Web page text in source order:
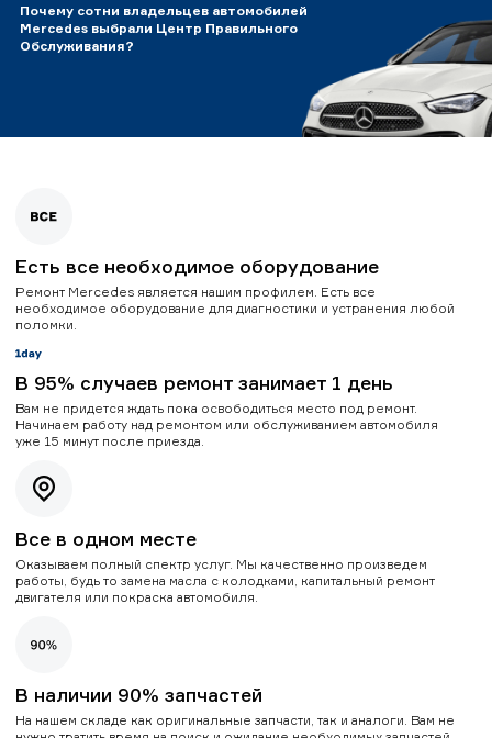
Почему сотни владельцев автомобилей
Mercedes выбрали Центр Правильного
Обслуживания?
Есть все необходимое оборудование
Ремонт Mercedes является нашим профилем. Есть все
необходимое оборудование для диагностики и устранения любой
поломки.
В 95% случаев ремонт занимает 1 день
Вам не придется ждать пока освободиться место под ремонт.
Начинаем работу над ремонтом или обслуживанием автомобиля
уже 15 минут после приезда.
Все в одном месте
Оказываем полный спектр услуг. Мы качественно произведем
работы, будь то замена масла с колодками, капитальный ремонт
двигателя или покраска автомобиля.
В наличии 90% запчастей
На нашем складе как оригинальные запчасти, так и аналоги. Вам не